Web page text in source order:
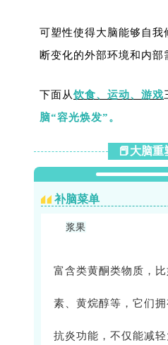
可塑性使得大脑能够自我
断变化的外部环境和内部
下面从饮食、运动、游戏
脑“容光焕发”。
📕大脑重
补脑菜单
浆果
富含类黄酮类物质，
素、黄烷醇等，它们
抗炎功能，不仅能减轻